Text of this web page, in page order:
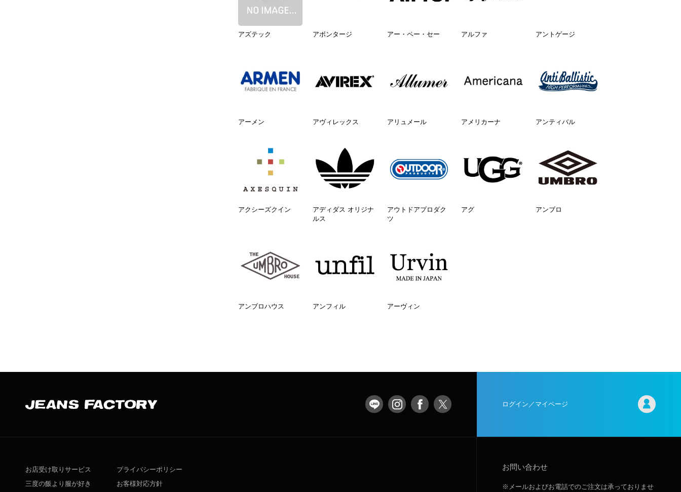
アズテック アボンタージ アー・ペー・セー アルファ アントゲージ
アーメン アヴィレックス アリュメール アメリカーナ アンティバル
アクシーズクイン
アディダス オリジナ
ルス
アウトドアプロダク
ツ
アグ アンブロ
アンブロハウス アンフィル アーヴィン
ログイン／マイページ
お店受け取りサービス
三度の飯より服が好き
プライバシーポリシー
お客様対応方針
お問い合わせ
※メールおよびお電話でのご注文は承っておりませ